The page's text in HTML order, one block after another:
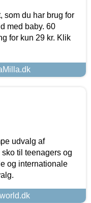
som du har brug for
med baby. 60
for kun 29 kr. Klik
udvalg af
til teenagers og
og internationale